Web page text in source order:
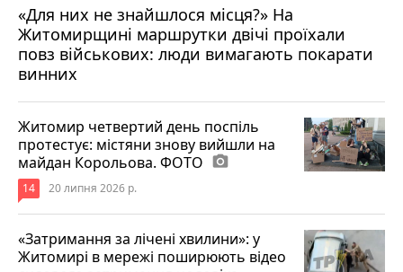
«Для них не знайшлося місця?» На
Житомирщині маршрутки двічі проїхали
повз військових: люди вимагають покарати
винних
17 липня 2026 р.
Житомир четвертий день поспіль
протестує: містяни знову вийшли на
майдан Корольова. ФОТО photo_camera
14 20 липня 2026 р.
«Затримання за лічені хвилини»: у
Житомирі в мережі поширюють відео